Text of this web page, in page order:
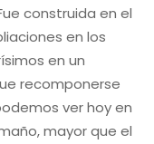
construida en el
en los
en un
recomponerse
ver hoy en
mayor que el